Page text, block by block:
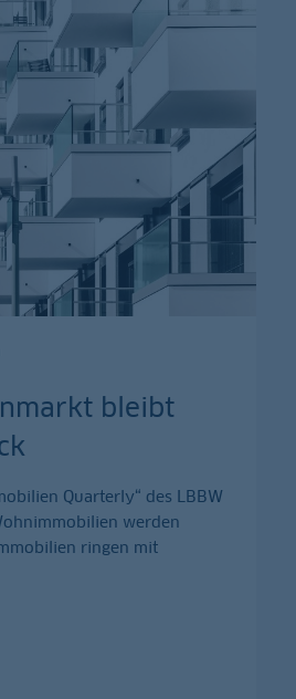
bleibt
Quarterly“ des LBBW
werden
ringen mit